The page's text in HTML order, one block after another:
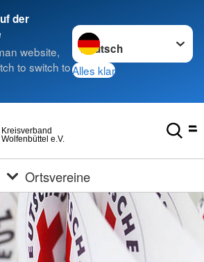
der
website,
to switch to
Sprache wechseln zu
Alles klar
Wolfenbüttel e.V.
Kreisverband
Ortsvereine